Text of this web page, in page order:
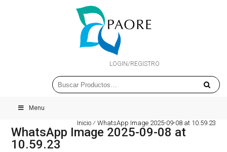
LOGIN/REGISTRO
Menu
Inicio ⁄WhatsApp Image 2025-09-08 at 10.59.23
WhatsApp Image 2025-09-08 at
10.59.23